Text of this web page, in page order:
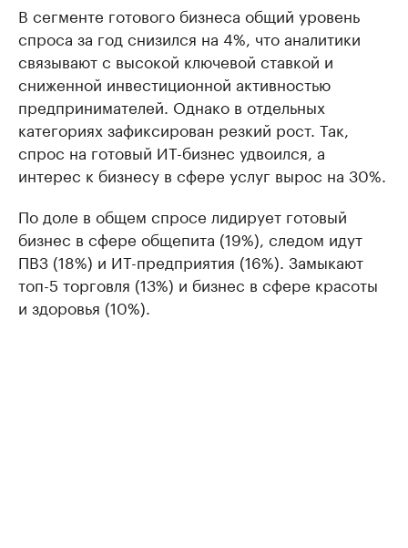
В сегменте готового бизнеса общий уровень
спроса за год снизился на 4%, что аналитики
связывают с высокой ключевой ставкой и
сниженной инвестиционной активностью
предпринимателей. Однако в отдельных
категориях зафиксирован резкий рост. Так,
спрос на готовый ИТ-бизнес удвоился, а
интерес к бизнесу в сфере услуг вырос на 30%.
По доле в общем спросе лидирует готовый
бизнес в сфере общепита (19%), следом идут
ПВЗ (18%) и ИТ-предприятия (16%). Замыкают
топ-5 торговля (13%) и бизнес в сфере красоты
и здоровья (10%).